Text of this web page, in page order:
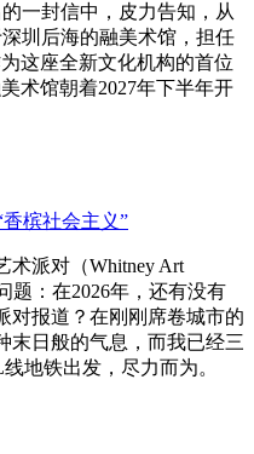
一封信中，皮力告知，从
圳后海的融美术馆，担任
这座全新文化机构的首位
术馆朝着2027年下半年开
槟社会主义”
术派对（Whitney Art
题：在2026年，还有没有
对报道？在刚刚席卷城市的
末日般的气息，而我已经三
地铁出发，尽力而为。